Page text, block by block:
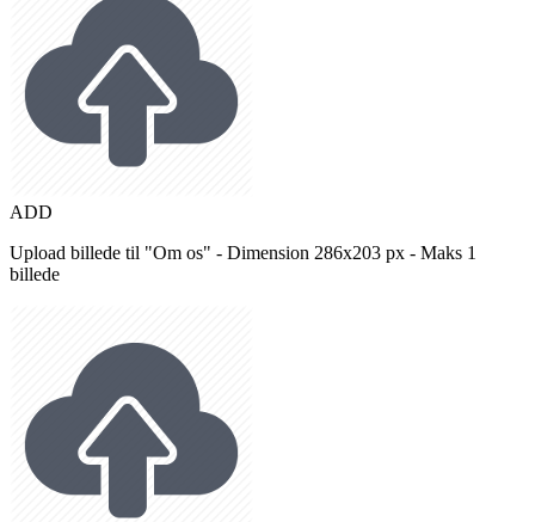
ADD
Upload billede til "Om os" - Dimension 286x203 px - Maks 1
billede